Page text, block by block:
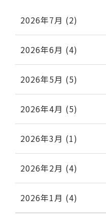
2026年7月 (2)
2026年6月 (4)
2026年5月 (5)
2026年4月 (5)
2026年3月 (1)
2026年2月 (4)
2026年1月 (4)